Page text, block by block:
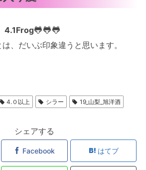
4.1Frog🐸🐸🐸
、だいぶ印象違うと思います。
4.０以上 シラー 19_山梨_旭洋酒
シェアする
Facebook はてブ